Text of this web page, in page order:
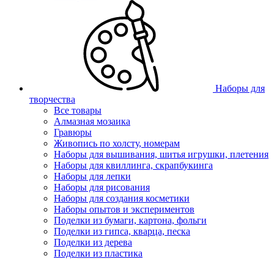
Наборы для
творчества
Все товары
Алмазная мозаика
Гравюры
Живопись по холсту, номерам
Наборы для вышивания, шитья игрушки, плетения
Наборы для квиллинга, скрапбукинга
Наборы для лепки
Наборы для рисования
Наборы для создания косметики
Наборы опытов и экспериментов
Поделки из бумаги, картона, фольги
Поделки из гипса, кварца, песка
Поделки из дерева
Поделки из пластика